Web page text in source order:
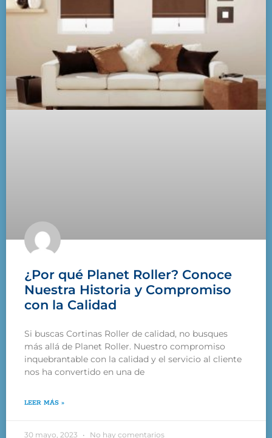
¿Por qué Planet Roller? Conoce
Nuestra Historia y Compromiso
con la Calidad
Si buscas Cortinas Roller de calidad, no busques
más allá de Planet Roller. Nuestro compromiso
inquebrantable con la calidad y el servicio al cliente
nos ha convertido en una de
LEER MÁS »
30 mayo, 2023 No hay comentarios